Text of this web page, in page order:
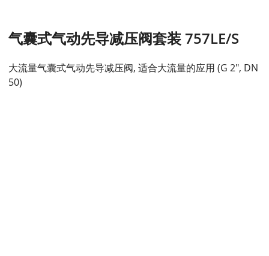
气囊式气动先导减压阀套装 757LE/S
大流量气囊式气动先导减压阀, 适合大流量的应用 (G 2", DN
50)